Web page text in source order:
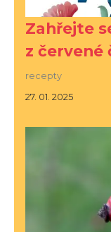
Zahřejte
z červené
recepty
27. 01. 2025